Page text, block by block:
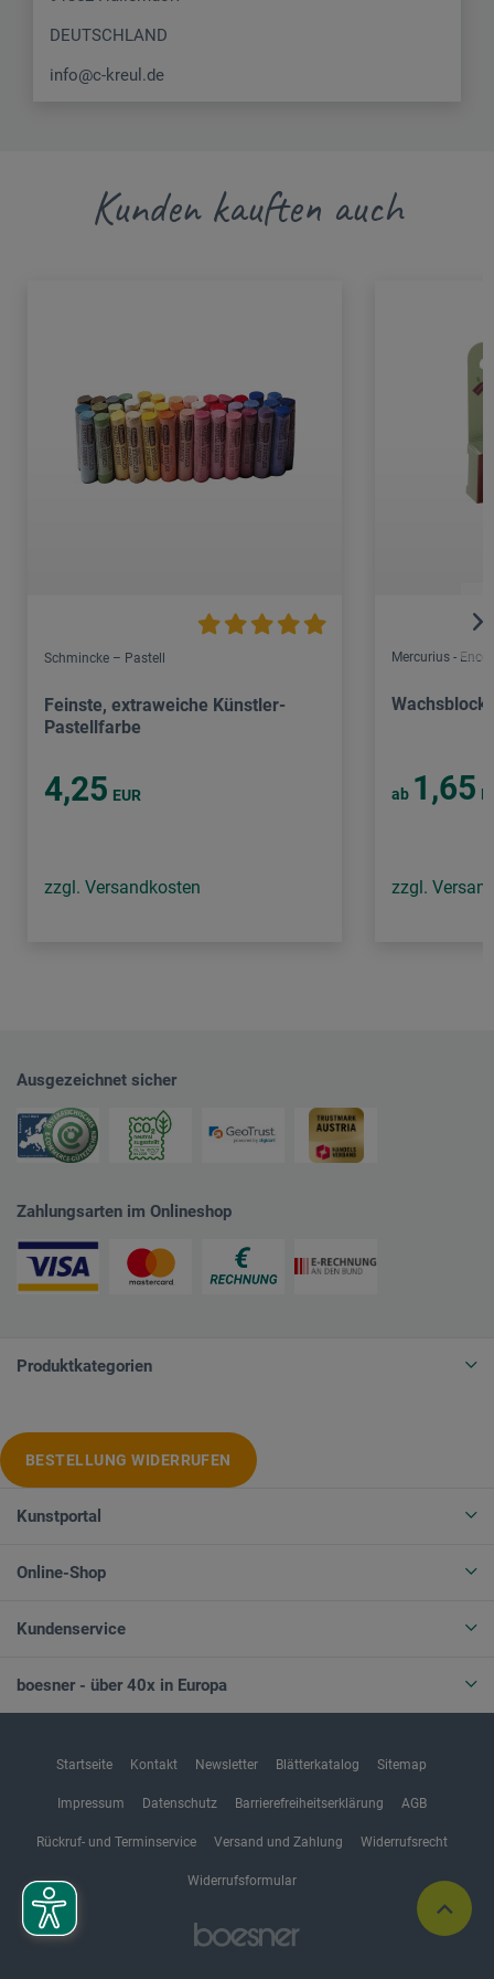
DEUTSCHLAND
info@c-kreul.de
Kunden kauften auch
Schmincke – Pastell
Feinste, extraweiche Künstler-
Pastellfarbe
4,25 EUR
zzgl. Versandkosten
Mercurius -
Wachsblock
ab 1,65
zzgl.
Ausgezeichnet sicher
Zahlungsarten im Onlineshop
Produktkategorien
BESTELLUNG WIDERRUFEN
Kunstportal
Online-Shop
Kundenservice
boesner - über 40x in Europa
Startseite Kontakt Newsletter Blätterkatalog Sitemap
Impressum Datenschutz Barrierefreiheitserklärung AGB
Rückruf- und Terminservice Versand und Zahlung Widerrufsrecht
Widerrufsformular